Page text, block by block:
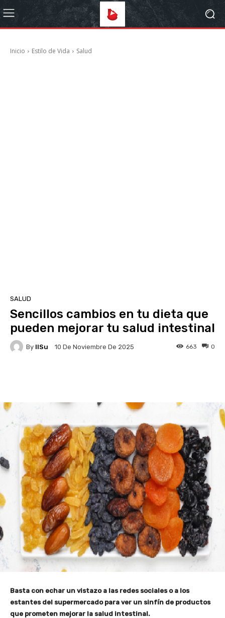
Inicio Estilo de Vida Salud
SALUD
Sencillos cambios en tu dieta que
pueden mejorar tu salud intestinal
By IlSu 10 De Noviembre De 2025 0
663
Basta con echar un vistazo a las redes sociales o a los
estantes del supermercado para ver un sinfín de productos
que prometen mejorar la salud intestinal.